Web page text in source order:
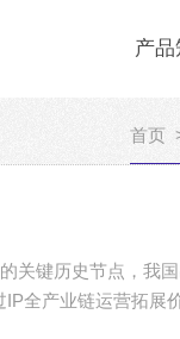
产
首页
关键历史节点，我
全产业链运营拓展